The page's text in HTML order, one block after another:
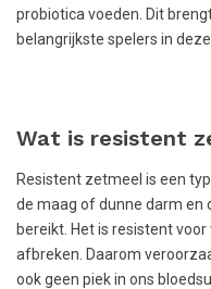
probiotica voeden. Dit
belangrijkste spelers in
Wat is resistent
Resistent zetmeel is een
de maag of dunne darm en
bereikt. Het is resistent
afbreken. Daarom
ook geen piek in ons